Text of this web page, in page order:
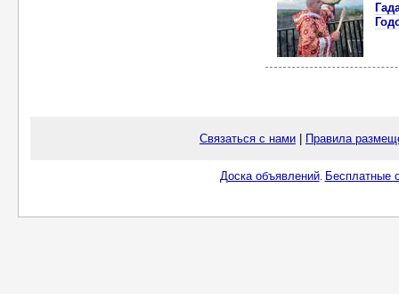
Связаться с нами Правила
Доска объявлений. Бесплатные